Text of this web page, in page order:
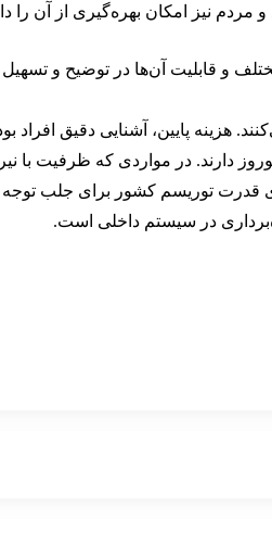
نیز امکان بهره‌گیری از آن
قابلیت آن‌ها در توضیح و
هزینه پایین، آشنایی دقیق
دارند. در مواردی که ظرفیت
کشور برای جلب توجه
در سیستم داخلی است.